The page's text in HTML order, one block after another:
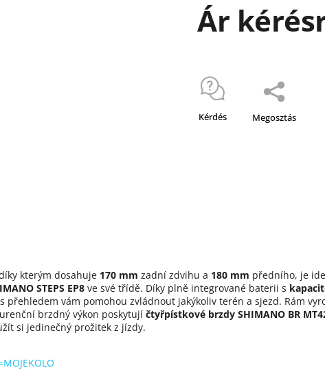
Ár
Kérdés Megosztás
kterým dosahuje 170 mm zadní zdvihu a 180 mm předního, je
STEPS EP8 ve své třídě. Díky plně integrované baterii s
vám pomohou zvládnout jakýkoliv terén a sjezd. Rám
brzdný výkon poskytují čtyřpístkové brzdy SHIMANO BR
si jedinečný prožitek z jízdy.